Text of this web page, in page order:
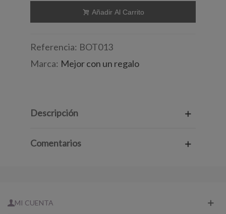
Añadir Al Carrito
Referencia: BOT013
Marca: Mejor con un regalo
Descripción
Comentarios
MI CUENTA